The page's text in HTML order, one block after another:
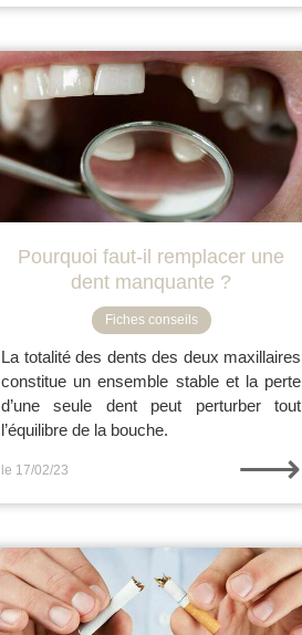
Pourquoi faut-il remplacer une
dent manquante ?
Fiches conseils
La totalité des dents des deux maxillaires
constitue un ensemble stable et la perte
d’une seule dent peut perturber tout
l’équilibre de la bouche.
le 17/02/23 ⟶